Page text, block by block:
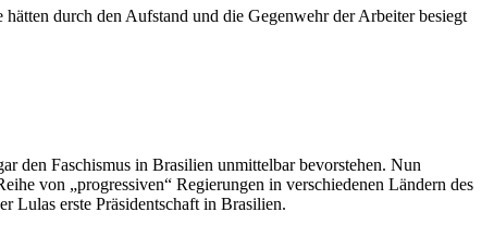
durch den Aufstand und die Gegenwehr der Arbeiter besiegt
den Faschismus in Brasilien unmittelbar bevorstehen. Nun
von „progressiven“ Regierungen in verschiedenen Ländern des
Lulas erste Präsidentschaft in Brasilien.